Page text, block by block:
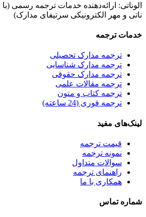
الوناتی: ارائه‌دهنده خدمات ترجمه رسمی
ناتی و مهر الکترونیکی سرتیفای مدارک)
خدمات ترجمه
ترجمه مدارک تحصیلی
ترجمه مدارک شناسایی
ترجمه مدارک حقوقی
ترجمه مقالات علمی
ترجمه کتاب و متون
ترجمه فوری (24 ساعته)
لینک‌های مفید
قیمت ترجمه
نمونه ترجمه
سوالات متداول
راهنمای ترجمه
همکاری با ما
شماره تماس